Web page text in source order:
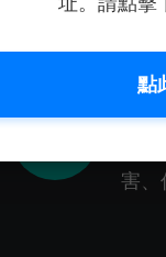
點
無
害、